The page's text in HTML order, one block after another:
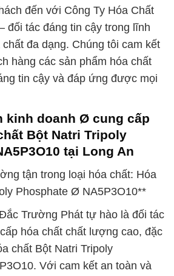
đến với Công Ty Hóa Chất
đối tác đáng tin cậy trong lĩnh
đa dạng. Chúng tôi cam kết
hàng các sản phẩm hóa chất
tin cậy và đáp ứng được mọi
kinh doanh Ø cung cấp
Bột Natri Tripoly
tại Long An
tận trong loại hóa chất: Hóa
Phosphate Ø NA5P3O10**
Trường Phát tự hào là đối tác
hóa chất chất lượng cao, đặc
chất Bột Natri Tripoly
Với cam kết an toàn và